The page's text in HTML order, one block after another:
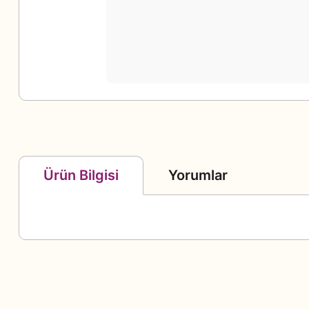
Ürün Bilgisi Yorumlar